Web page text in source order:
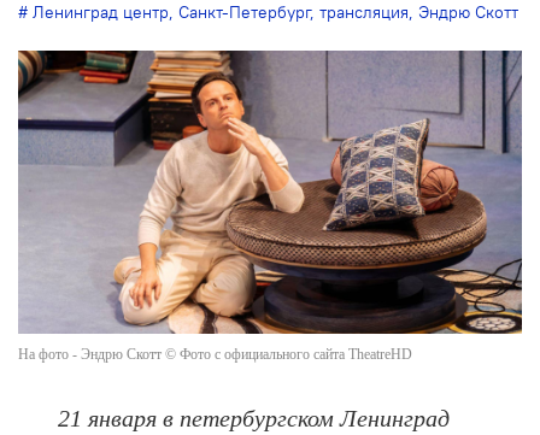
Ленинград центр, Санкт-Петербург, трансляция, Эндрю Скотт
На фото - Эндрю Скотт © Фото с официального сайта TheatreHD
21 января в петербургском Ленинград